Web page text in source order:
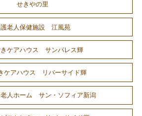
せきやの里
老人保健施設 江風苑
ケアハウス サンパレス輝
ケアハウス リバーサイド輝
人ホーム サン・ソフィア新潟